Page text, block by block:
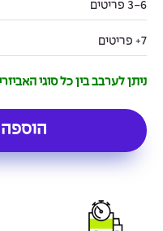
3-6 פריטים
7+ פריטים
ניתן לערבב בין כל סוגי